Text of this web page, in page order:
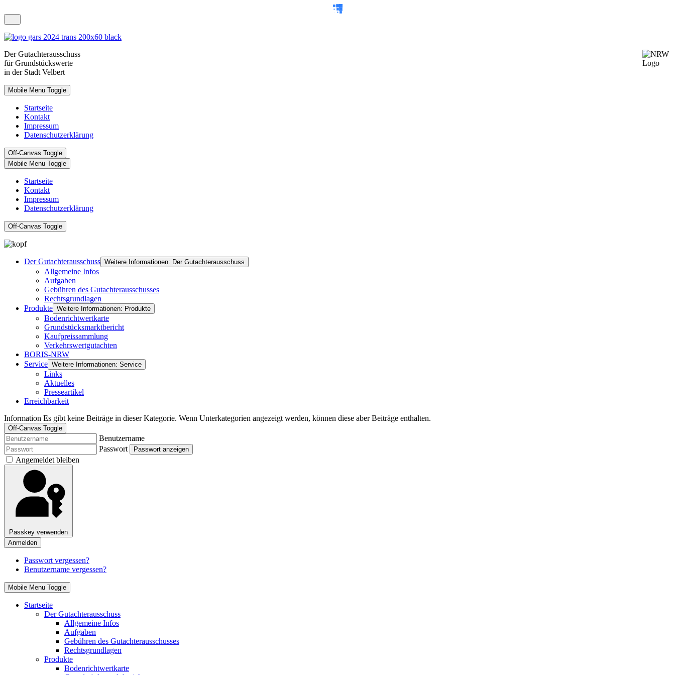
DerGutachterausschuss
für Grundstückswerte
in der Stadt Velbert
Mobile Menu Toggle
Startseite
Kontakt
Impressum
Datenschutzerklärung
Off-Canvas Toggle
Mobile Menu Toggle
Startseite
Kontakt
Impressum
Datenschutzerklärung
Off-Canvas Toggle
Der Gutachterausschuss Weitere Informationen: Der Gutachterausschuss
Allgemeine Infos
Aufgaben
Gebühren des Gutachterausschusses
Rechtsgrundlagen
Produkte Weitere Informationen: Produkte
Bodenrichtwertkarte
Grundstücksmarktbericht
Kaufpreissammlung
Verkehrswertgutachten
BORIS-NRW
Service Weitere Informationen: Service
Links
Aktuelles
Presseartikel
Erreichbarkeit
Information Es gibt keine Beiträge in dieser Kategorie. Wenn Unterkategorien angezeigt werden, können diese aber Beiträge enthalten.
Off-Canvas Toggle
Benutzername
Passwort
Passwort anzeigen
Angemeldet bleiben
Passkey verwenden
Anmelden
Passwort vergessen?
Benutzername vergessen?
Mobile Menu Toggle
Startseite
Der Gutachterausschuss
Allgemeine Infos
Aufgaben
Gebühren des Gutachterausschusses
Rechtsgrundlagen
Produkte
Bodenrichtwertkarte